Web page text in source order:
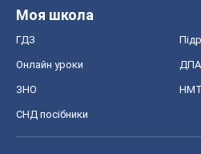
Моя школа
ГДЗ
Онлайн уроки ДПА
ЗНО НМТ
СНД посібники